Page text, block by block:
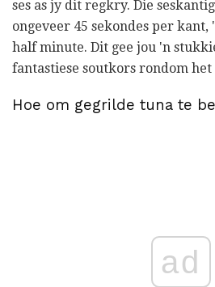
ses as jy dit regkry. Die
ongeveer 45 sekondes per
half minute. Dit gee jou 'n
fantastiese soutkors rondom
Hoe om gegrilde tuna te
ad